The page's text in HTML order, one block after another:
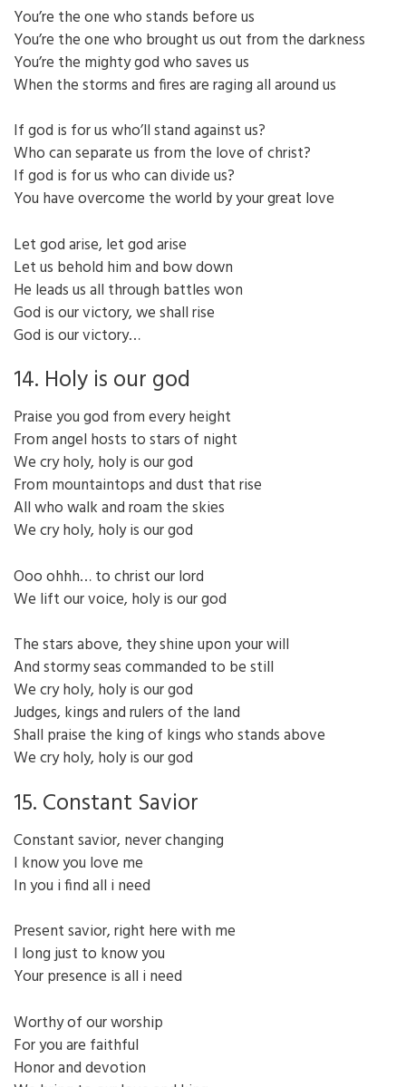
You’re the one who stands before us
You’re the one who brought us out from the darkness
You’re the mighty god who saves us
When the storms and fires are raging all around us
If god is for us who’ll stand against us?
Who can separate us from the love of christ?
If god is for us who can divide us?
You have overcome the world by your great love
Let god arise, let god arise
Let us behold him and bow down
He leads us all through battles won
God is our victory, we shall rise
God is our victory…
14. Holy is our god
Praise you god from every height
From angel hosts to stars of night
We cry holy, holy is our god
From mountaintops and dust that rise
All who walk and roam the skies
We cry holy, holy is our god
Ooo ohhh… to christ our lord
We lift our voice, holy is our god
The stars above, they shine upon your will
And stormy seas commanded to be still
We cry holy, holy is our god
Judges, kings and rulers of the land
Shall praise the king of kings who stands above
We cry holy, holy is our god
15. Constant Savior
Constant savior, never changing
I know you love me
In you i find all i need
Present savior, right here with me
I long just to know you
Your presence is all i need
Worthy of our worship
For you are faithful
Honor and devotion